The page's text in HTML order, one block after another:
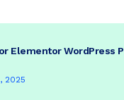
Elementor WordPress
2025